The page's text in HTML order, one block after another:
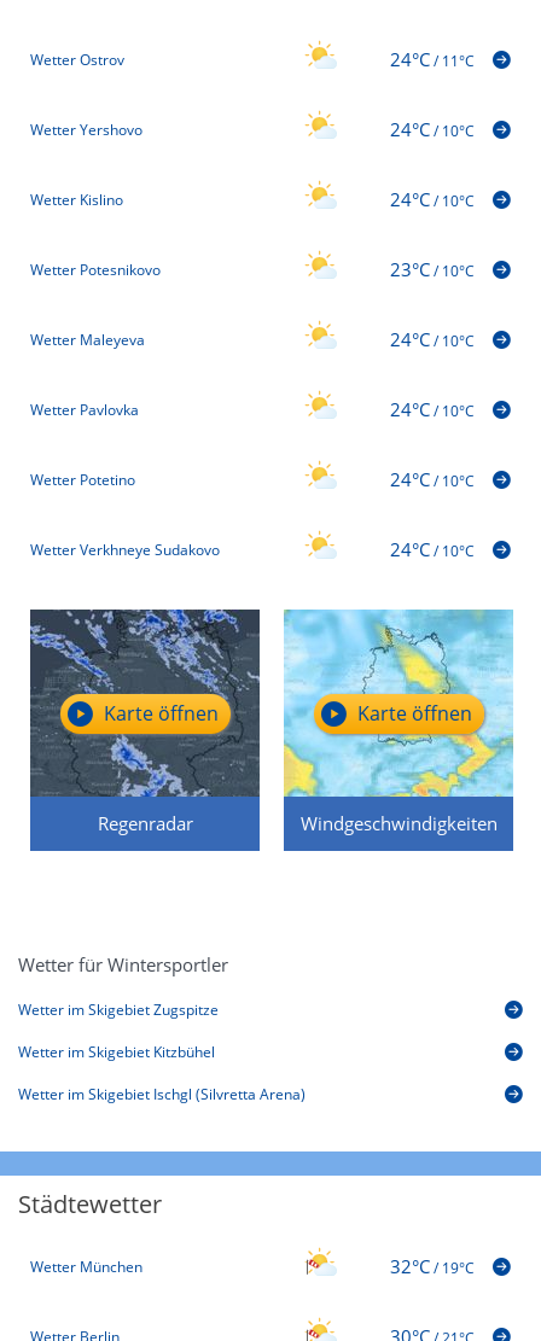
Wetter Ostrov 24°C/11°C
Wetter Yershovo 24°C/10°C
Wetter Kislino 24°C/10°C
Wetter Potesnikovo 23°C/10°C
Wetter Maleyeva 24°C/10°C
Wetter Pavlovka 24°C/10°C
Wetter Potetino 24°C/10°C
Wetter Verkhneye Sudakovo 24°C/10°C
Regenradar
Karte öffnen
Windgeschwindigkeiten
Karte öffnen
Wetter für Wintersportler
Wetter im Skigebiet Zugspitze
Wetter im Skigebiet Kitzbühel
Wetter im Skigebiet Ischgl (Silvretta Arena)
Städtewetter
Wetter München 32°C/19°C